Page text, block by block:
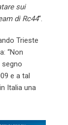
sui
di Rc44“.
Trieste
“Non
segno
e a tal
Italia una